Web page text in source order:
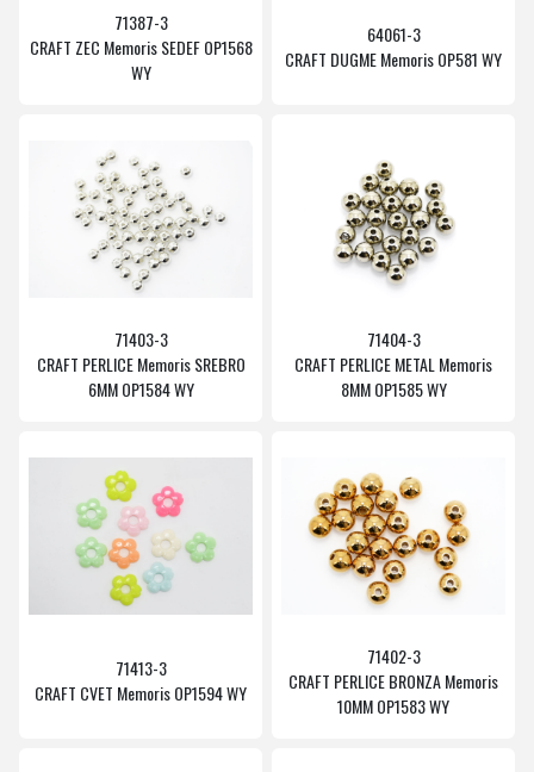
71387-3
CRAFT ZEC Memoris SEDEF OP1568
WY
64061-3
CRAFT DUGME Memoris OP581 WY
71403-3
CRAFT PERLICE Memoris SREBRO
6MM OP1584 WY
71404-3
CRAFT PERLICE METAL Memoris
8MM OP1585 WY
71413-3
CRAFT CVET Memoris OP1594 WY
71402-3
CRAFT PERLICE BRONZA Memoris
10MM OP1583 WY